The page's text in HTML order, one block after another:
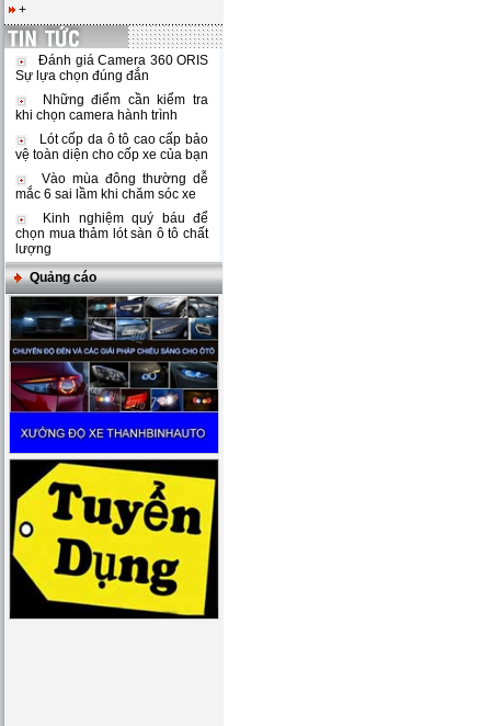
+
Đánh giá Camera 360 ORIS
Sự lựa chọn đúng đắn
Những điểm cần kiểm tra
khi chọn camera hành trình
Lót cốp da ô tô cao cấp bảo
vệ toàn diện cho cốp xe của bạn
Vào mùa đông thường dễ
mắc 6 sai lầm khi chăm sóc xe
Kinh nghiệm quý báu để
chọn mua thảm lót sàn ô tô chất
lượng
Quảng cáo